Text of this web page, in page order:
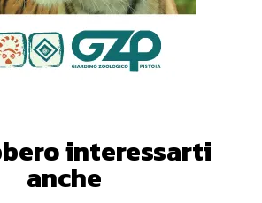
interessarti
anche